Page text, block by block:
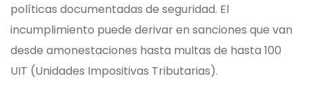
políticas documentadas de seguridad. El
incumplimiento puede derivar en sanciones que van
desde amonestaciones hasta multas de hasta 100
UIT (Unidades Impositivas Tributarias).